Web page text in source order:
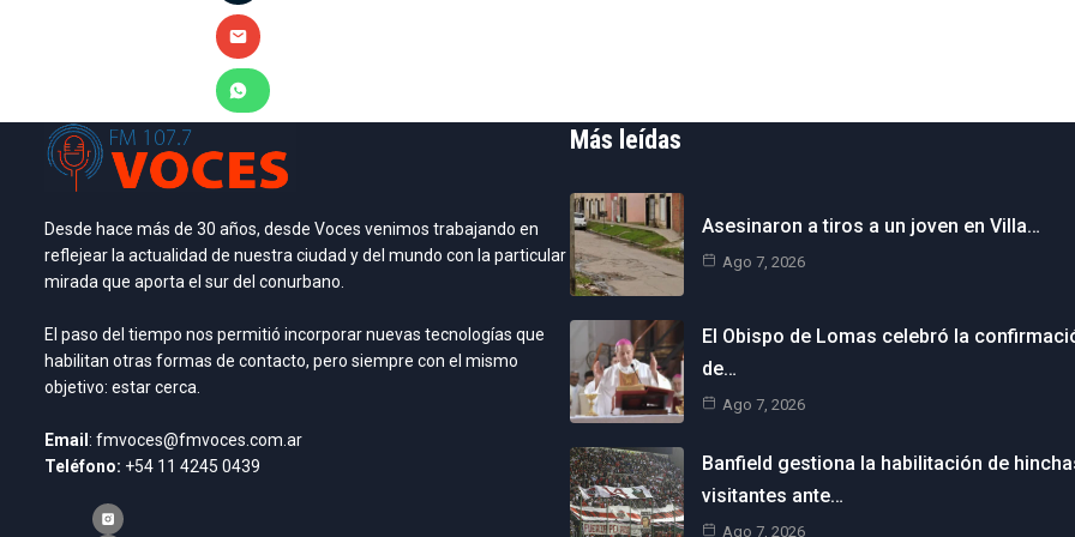
Desde hace más de 30 años, desde Voces venimos trabajando en
reflejear la actualidad de nuestra ciudad y del mundo con la particular
mirada que aporta el sur del conurbano.
El paso del tiempo nos permitió incorporar nuevas tecnologías que
habilitan otras formas de contacto, pero siempre con el mismo
objetivo: estar cerca.
Email: fmvoces@fmvoces.com.ar
Teléfono: +54 11 4245 0439
Más leídas
Asesinaron a tiros a un joven en Villa…
Ago 7, 2026
El Obispo de Lomas celebró la
de…
Ago 7, 2026
Banfield gestiona la habilitación de
visitantes ante…
Ago 7, 2026